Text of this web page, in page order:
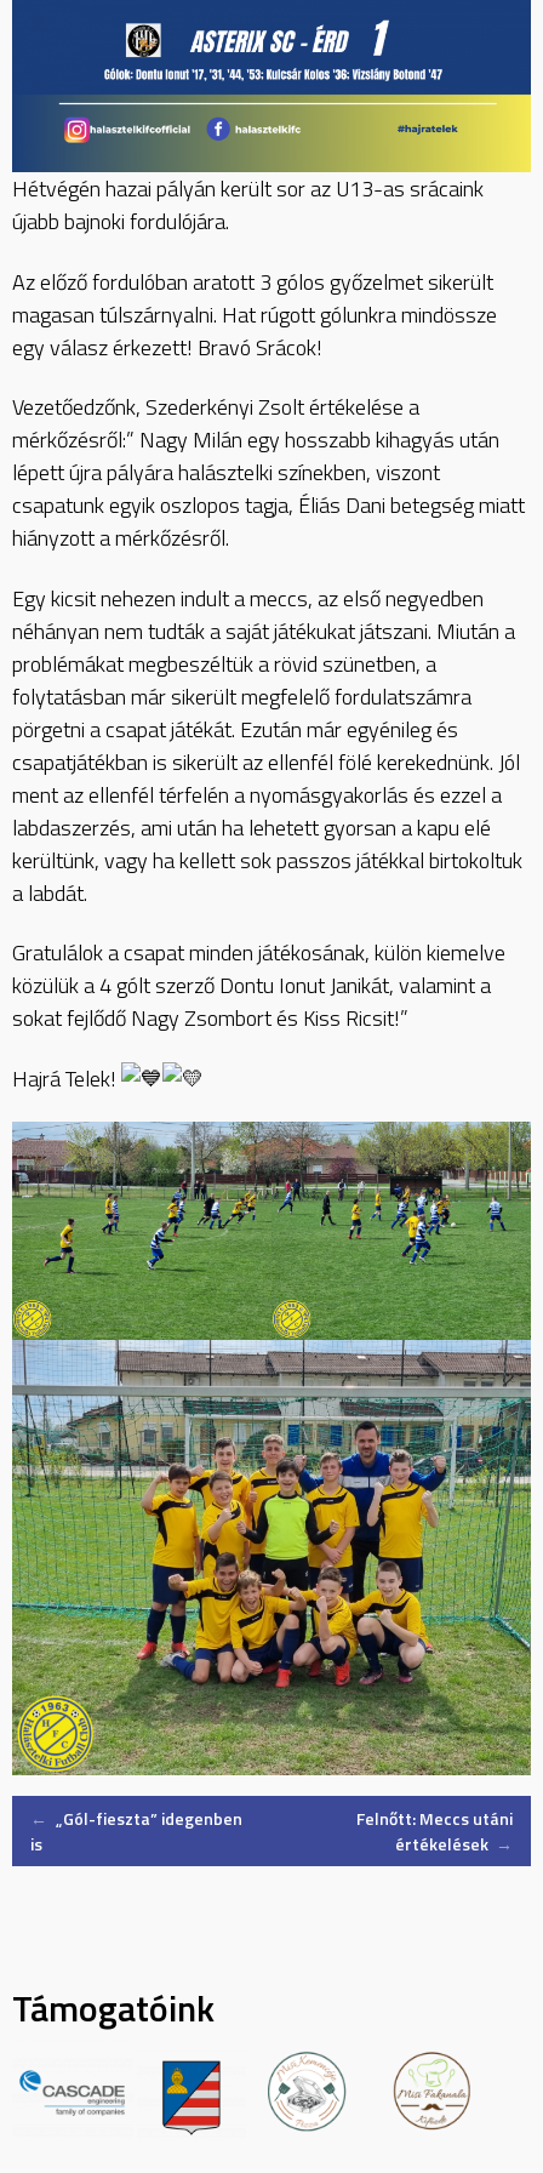
Hétvégén hazai pályán került sor az U13-as srácaink
újabb bajnoki fordulójára.
Az előző fordulóban aratott 3 gólos győzelmet sikerült
magasan túlszárnyalni. Hat rúgott gólunkra mindössze
egy válasz érkezett! Bravó Srácok!
Vezetőedzőnk, Szederkényi Zsolt értékelése a
mérkőzésről:” Nagy Milán egy hosszabb kihagyás után
lépett újra pályára halásztelki színekben, viszont
csapatunk egyik oszlopos tagja, Éliás Dani betegség miatt
hiányzott a mérkőzésről.
Egy kicsit nehezen indult a meccs, az első negyedben
néhányan nem tudták a saját játékukat játszani. Miután a
problémákat megbeszéltük a rövid szünetben, a
folytatásban már sikerült megfelelő fordulatszámra
pörgetni a csapat játékát. Ezután már egyénileg és
csapatjátékban is sikerült az ellenfél fölé kerekednünk. Jól
ment az ellenfél térfelén a nyomásgyakorlás és ezzel a
labdaszerzés, ami után ha lehetett gyorsan a kapu elé
kerültünk, vagy ha kellett sok passzos játékkal birtokoltuk
a labdát.
Gratulálok a csapat minden játékosának, külön kiemelve
közülük a 4 gólt szerző Dontu Ionut Janikát, valamint a
sokat fejlődő Nagy Zsombort és Kiss Ricsit!”
Hajrá Telek!
Post
← „Gól-fieszta” idegenben
is
Felnőtt: Meccs utáni
értékelések →
Támogatóink